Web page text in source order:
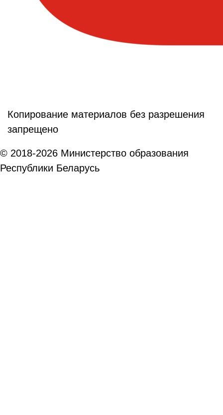
Копирование материалов без разрешения
запрещено
© 2018-2026 Министерство образования
Республики Беларусь